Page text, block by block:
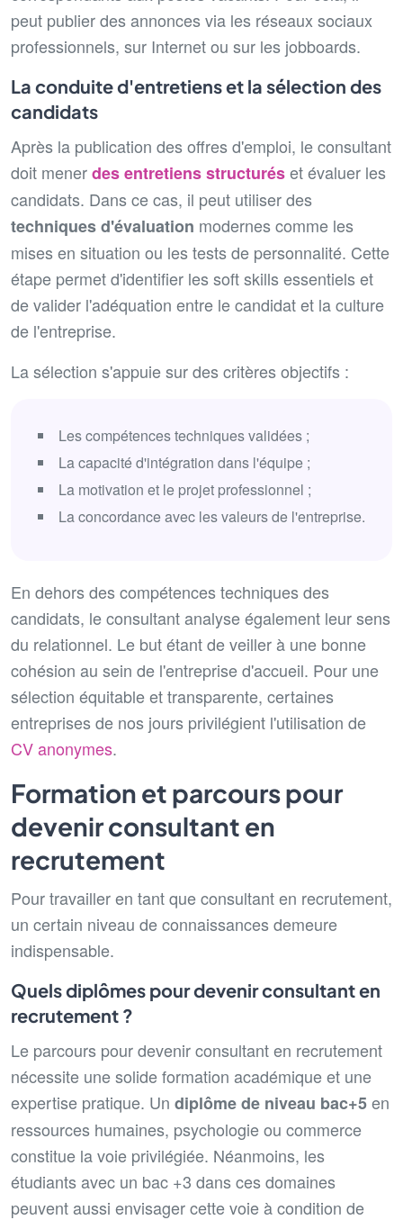
peut publier des annonces via les réseaux sociaux
professionnels, sur Internet ou sur les jobboards.
La conduite d'entretiens et la sélection des
candidats
Après la publication des offres d'emploi, le consultant
doit menerdes entretiens structuréset évaluer les
candidats. Dans ce cas, il peut utiliser des
techniques d'évaluation modernes comme les
mises en situation ou les tests de personnalité. Cette
étape permet d'identifier les soft skills essentiels et
de valider l'adéquation entre le candidat et la culture
de l'entreprise.
La sélection s'appuie sur des critères objectifs :
Les compétences techniques validées ;
La capacité d'intégration dans l'équipe ;
La motivation et le projet professionnel ;
La concordance avec les valeurs de l'entreprise.
En dehors des compétences techniques des
candidats, le consultant analyse également leur sens
du relationnel. Le but étant de veiller à une bonne
cohésion au sein de l'entreprise d'accueil. Pour une
sélection équitable et transparente, certaines
entreprises de nos jours privilégient l'utilisation de
CV anonymes.
Formation et parcours pour
devenir consultant en
recrutement
Pour travailler en tant que consultant en recrutement,
un certain niveau de connaissances demeure
indispensable.
Quels diplômes pour devenir consultant en
recrutement ?
Le parcours pour devenir consultant en recrutement
nécessite une solide formation académique et une
expertise pratique. Un diplôme de niveau bac+5en
ressources humaines, psychologie ou commerce
constitue la voie privilégiée. Néanmoins, les
étudiants avec un bac +3 dans ces domaines
peuvent aussi envisager cette voie à condition de